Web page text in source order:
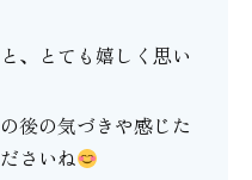
、とても嬉しく思い
後の気づきや感じた
さいね